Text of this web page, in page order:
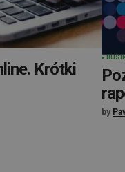
Krótki
by